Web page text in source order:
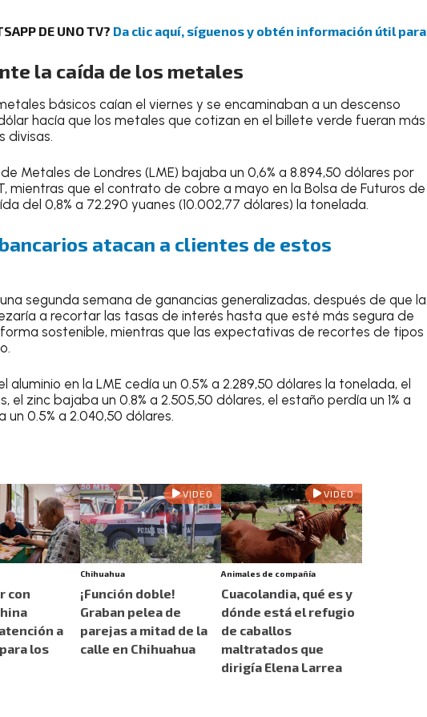
DE UNO TV? Da clic aquí, síguenos y obtén información útil para
la caída de los metales
básicos caían el viernes y se encaminaban a un descenso
hacía que los metales que cotizan en el billete verde fueran más
divisas.
Metales de Londres (LME) bajaba un 0,6% a 8.894,50 dólares por
mientras que el contrato de cobre a mayo en la Bolsa de Futuros de
del 0,8% a 72.290 yuanes (10.002,77 dólares) la tonelada.
atacan a clientes de estos
segunda semana de ganancias generalizadas, después de que la
a recortar las tasas de interés hasta que esté más segura de
sostenible, mientras que las expectativas de recortes de tipos
en la LME cedía un 0.5% a 2.289,50 dólares la tonelada, el
el zinc bajaba un 0.8% a 2.505,50 dólares, el estaño perdía un 1% a
0.5% a 2.040,50 dólares.
con
a
los
VIDEO
Chihuahua
¡Función doble!
Graban pelea de
parejas a mitad de la
calle en Chihuahua
VIDEO
Animales de compañía
Cuacolandia, qué es y
dónde está el refugio
de caballos
maltratados que
dirigía Elena Larrea